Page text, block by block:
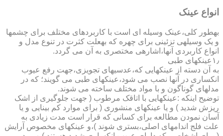
انواع عینک
به­طور کلی،عینک وسیله ای است با کاربردهای مختلف برای چشمها
و یک وسیله­ی تزئینی برای چهره که به­علت کثرت در تنوع مدل و
انواع کاربردی آنها،اشاره­ی مختصری به آن می گردد.
۱٫عینکهای طبی
به آن دسته از عینکهایی که،عدسیهای تجویزی،جهت رفع عیوب
انکساری در آنها نصب می شود،عینکهای طبی می گویند؛ که در
مدلهای گوناگون و با مواد مختلف ساخته می شوند.
توضیح اینکه :عینکهایی با اتاقک مرطوب ( جهت جلوگیری از اشک
ریزش شدید ) و یا عینکهای منشوری ( برای موارد کم بینایی و یا
آسان نمودن مطالعه برای کسانی که قرار است مدت زیادی به
علت فلج اندامهای اصلی،بستری شوند )،و عینکهای مخصوص آرایش